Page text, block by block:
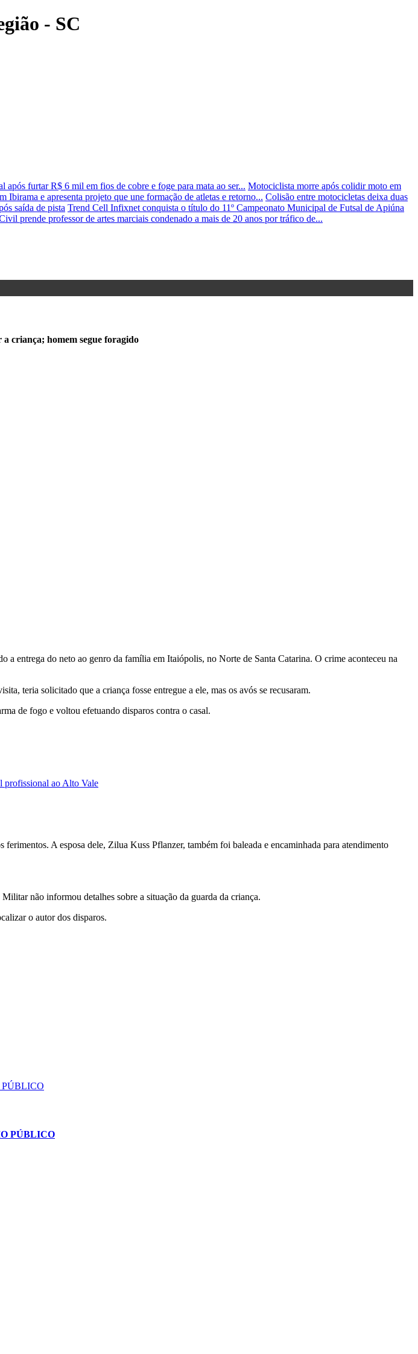
- SC
após furtar R$ 6 mil em fios de cobre e foge para mata ao ser... Motociclista morre após colidir moto em
Ibirama e apresenta projeto que une formação de atletas e retorno... Colisão entre motocicletas deixa duas
saída de pista Trend Cell Infixnet conquista o título do 11º Campeonato Municipal de Futsal de Apiúna
prende professor de artes marciais condenado a mais de 20 anos por tráfico de...
criança; homem segue foragido
entrega do neto ao genro da família em Itaiópolis, no Norte de Santa Catarina. O crime aconteceu na
teria solicitado que a criança fosse entregue a ele, mas os avós se recusaram.
de fogo e voltou efetuando disparos contra o casal.
profissional ao Alto Vale
A esposa dele, Zilua Kuss Pflanzer, também foi baleada e encaminhada para atendimento
não informou detalhes sobre a situação da guarda da criança.
o autor dos disparos.
PÚBLICO